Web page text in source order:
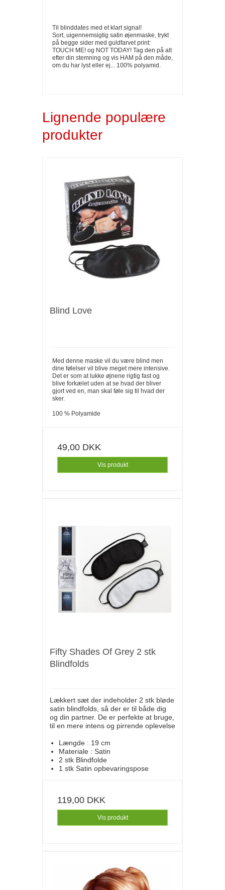
Til blinddates med et klart signal!
Sort, uigennemsigtig satin øjenmaske, trykt
på begge sider med guldfarvet print:
TOUCH ME! og NOT TODAY! Tag den på alt
efter din stemning og vis HAM på den måde,
om du har lyst eller ej... 100% polyamid.
Lignende populære
produkter
Blind Love
Med denne maske vil du være blind men
dine følelser vil blive meget mere intensive.
Det er som at lukke øjnene rigtig fast og
blive forkælet uden at se hvad der bliver
gjort ved en, man skal føle sig til hvad der
sker.
100 % Polyamide
49,00 DKK
Vis produkt
Fifty Shades Of Grey 2 stk
Blindfolds
Lækkert sæt der indeholder 2 stk bløde
satin blindfolds, så der er til både dig
og din partner. De er perfekte at bruge,
til en mere intens og pirrende oplevelse
Længde : 19 cm
Materiale : Satin
2 stk Blindfolde
1 stk Satin opbevaringspose
119,00 DKK
Vis produkt